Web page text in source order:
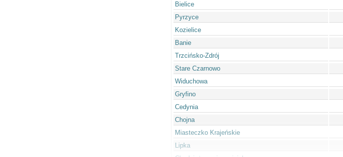
Bielice
Pyrzyce
Kozielice
Banie
Trzcińsko-Zdrój
Stare Czarnowo
Widuchowa
Gryfino
Cedynia
Chojna
Miasteczko Krajeńskie
Lipka